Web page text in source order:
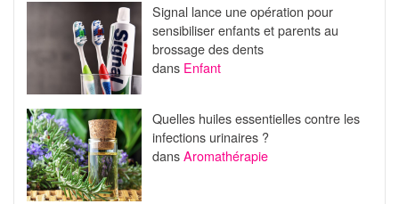
Signal lance une opération pour
sensibiliser enfants et parents au
brossage des dents
dans Enfant
Quelles huiles essentielles contre les
infections urinaires ?
dansAromathérapie